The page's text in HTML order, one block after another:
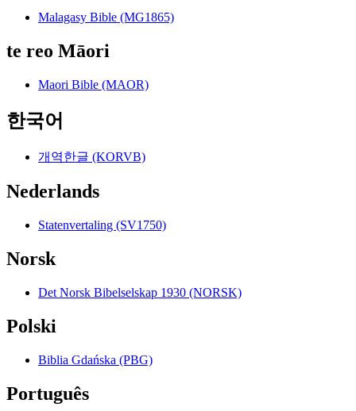
Malagasy Bible (MG1865)
te reo Māori
Maori Bible (MAOR)
한국어
개역한글 (KORVB)
Nederlands
Statenvertaling (SV1750)
Norsk
Det Norsk Bibelselskap 1930 (NORSK)
Polski
Biblia Gdańska (PBG)
Português